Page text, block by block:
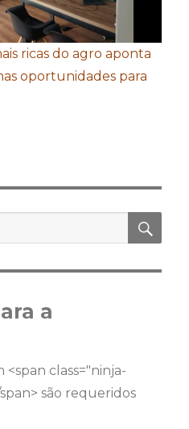
ricas do agro aponta
oportunidades para
a
<span class="ninja-
são requeridos